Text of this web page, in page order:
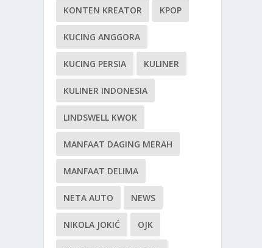
KONTEN KREATOR KPOP
KUCING ANGGORA
KUCING PERSIA KULINER
KULINER INDONESIA
LINDSWELL KWOK
MANFAAT DAGING MERAH
MANFAAT DELIMA
NETA AUTO NEWS
NIKOLA JOKIĆ OJK